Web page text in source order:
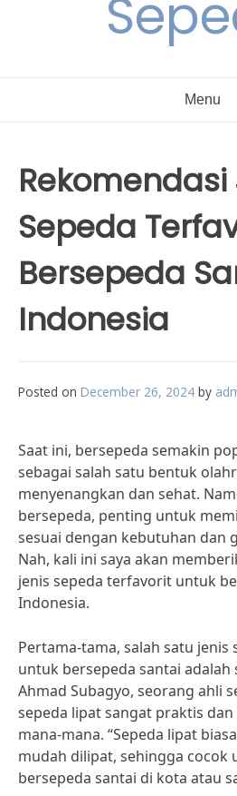
Menu
Rekomendasi
Sepeda
Bersepeda
Indonesia
Posted on December 26, 2024 by
Saat ini, bersepeda semakin
sebagai salah satu bentuk
menyenangkan dan sehat.
bersepeda, penting untuk
sesuai dengan kebutuhan dan
Nah, kali ini saya akan
jenis sepeda terfavorit untuk
Indonesia.
Pertama-tama, salah satu jenis
untuk bersepeda santai
Ahmad Subagyo, seorang ahli
sepeda lipat sangat praktis
mana-mana. “Sepeda lipat
mudah dilipat, sehingga cocok
bersepeda santai di kota atau